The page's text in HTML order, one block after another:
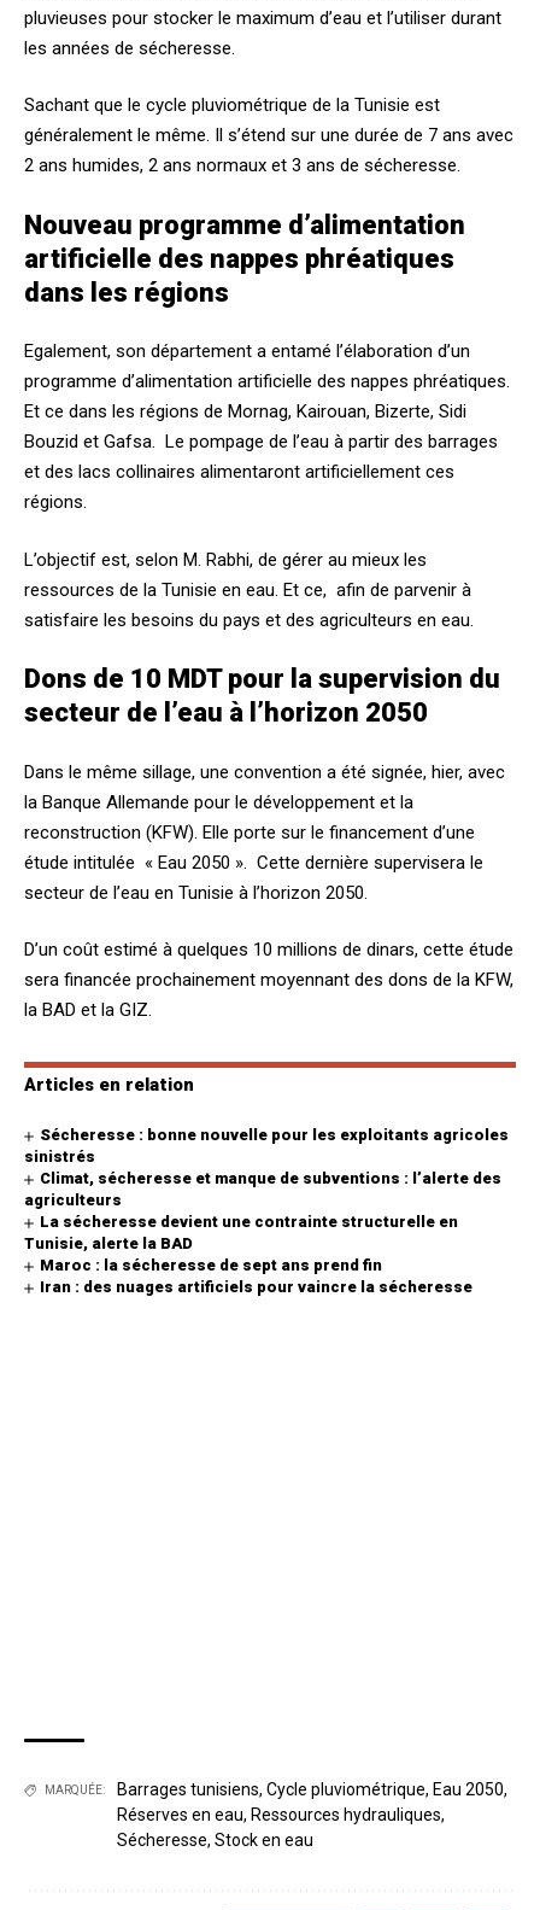
pluvieuses pour stocker le maximum d’eau et l’utiliser durant
les années de sécheresse.
Sachant que le cycle pluviométrique de la Tunisie est
généralement le même. Il s’étend sur une durée de 7 ans avec
2 ans humides, 2 ans normaux et 3 ans de sécheresse.
Nouveau programme d’alimentation
artificielle des nappes phréatiques
dans les régions
Egalement, son département a entamé l’élaboration d’un
programme d’alimentation artificielle des nappes phréatiques.
Et ce dans les régions de Mornag, Kairouan, Bizerte, Sidi
Bouzid et Gafsa. Le pompage de l’eau à partir des barrages
et des lacs collinaires alimentaront artificiellement ces
régions.
L’objectif est, selon M. Rabhi, de gérer au mieux les
ressources de la Tunisie en eau. Et ce, afin de parvenir à
satisfaire les besoins du pays et des agriculteurs en eau.
Dons de 10 MDT pour la supervision du
secteur de l’eau à l’horizon 2050
Dans le même sillage, une convention a été signée, hier, avec
la Banque Allemande pour le développement et la
reconstruction (KFW). Elle porte sur le financement d’une
étude intitulée « Eau 2050 ». Cette dernière supervisera le
secteur de l’eau en Tunisie à l’horizon 2050.
D’un coût estimé à quelques 10 millions de dinars, cette étude
sera financée prochainement moyennant des dons de la KFW,
la BAD et la GIZ.
Articles en relation
Sécheresse : bonne nouvelle pour les exploitants agricoles
sinistrés
Climat, sécheresse et manque de subventions : l’alerte des
agriculteurs
La sécheresse devient une contrainte structurelle en
Tunisie, alerte la BAD
Maroc : la sécheresse de sept ans prend fin
Iran : des nuages artificiels pour vaincre la sécheresse
MARQUÉE: Barrages tunisiens, Cycle pluviométrique, Eau 2050,
Réserves en eau, Ressources hydrauliques,
Sécheresse, Stock en eau